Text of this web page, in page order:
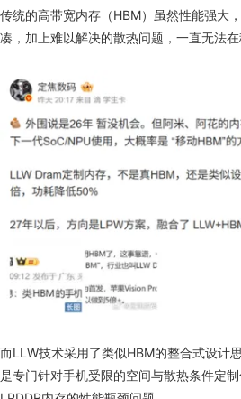
传统的高带宽内存（HBM）虽然性能强大
凑，加上难以解决的散热问题，一直无法在
而LLW技术采用了类似HBM的整合式设计
是专门针对手机受限的空间与散热条件定